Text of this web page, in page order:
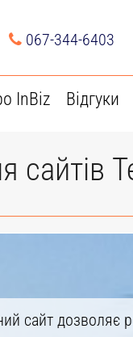
067-344-6403
InBiz Відгуки
сайтів
сайт дозволяє